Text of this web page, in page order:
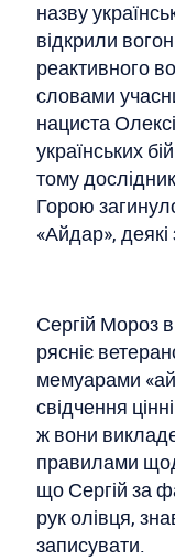
назву
відкрили
реактивного
словами
нациста
українських
тому
Горою
«Айдар», деякі
Сергій Мороз
рясніє
мемуарами
свідчення
ж вони
правилами
що Сергій за
рук олівця,
записувати.